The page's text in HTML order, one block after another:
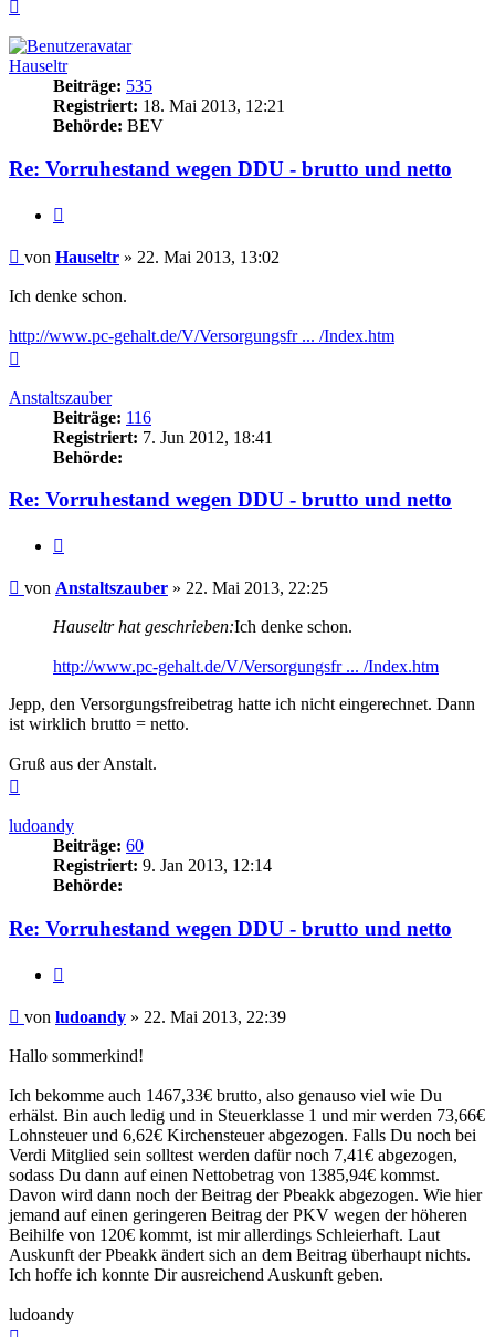
Hauseltr
Beiträge: 535
Registriert: 18. Mai 2013, 12:21
Behörde: BEV
Re: Vorruhestand wegen DDU - brutto und netto
Beitrag
von Hauseltr » 22. Mai 2013, 13:02
Ich denke schon.
http://www.pc-gehalt.de/V/Versorgungsfr ... /Index.htm
Anstaltszauber
Beiträge: 116
Registriert: 7. Jun 2012, 18:41
Behörde:
Re: Vorruhestand wegen DDU - brutto und netto
Beitrag
von Anstaltszauber » 22. Mai 2013, 22:25
Hauseltr hat geschrieben:Ich denke schon.
http://www.pc-gehalt.de/V/Versorgungsfr ... /Index.htm
Jepp, den Versorgungsfreibetrag hatte ich nicht eingerechnet. Dann
ist wirklich brutto = netto.
Gruß aus der Anstalt.
ludoandy
Beiträge: 60
Registriert: 9. Jan 2013, 12:14
Behörde:
Re: Vorruhestand wegen DDU - brutto und netto
Beitrag
von ludoandy » 22. Mai 2013, 22:39
Hallo sommerkind!
Ich bekomme auch 1467,33€ brutto, also genauso viel wie Du
erhälst. Bin auch ledig und in Steuerklasse 1 und mir werden 73,66€
Lohnsteuer und 6,62€ Kirchensteuer abgezogen. Falls Du noch bei
Verdi Mitglied sein solltest werden dafür noch 7,41€ abgezogen,
sodass Du dann auf einen Nettobetrag von 1385,94€ kommst.
Davon wird dann noch der Beitrag der Pbeakk abgezogen. Wie hier
jemand auf einen geringeren Beitrag der PKV wegen der höheren
Beihilfe von 120€ kommt, ist mir allerdings Schleierhaft. Laut
Auskunft der Pbeakk ändert sich an dem Beitrag überhaupt nichts.
Ich hoffe ich konnte Dir ausreichend Auskunft geben.
ludoandy